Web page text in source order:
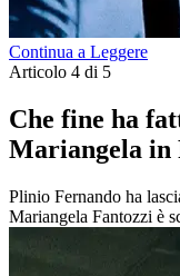
Continua a Leggere
Articolo 4 di 5
Che fine ha
Mariangela in
Plinio Fernando ha
Mariangela Fantozzi è